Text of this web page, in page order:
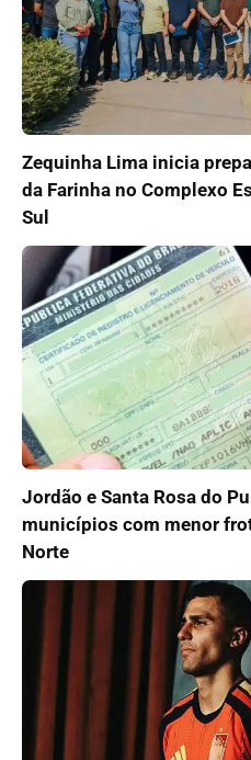
Zequinha Lima inicia
da Farinha no Complexo
Sul
Jordão e Santa Rosa do
municípios com menor
Norte